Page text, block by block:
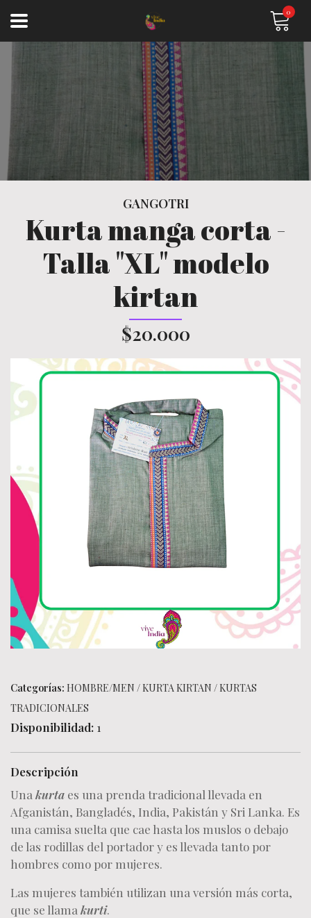
0
GANGOTRI
Kurta manga corta -
Talla "XL" modelo
kirtan
$20.000
Categorías: HOMBRE/MEN /KURTA KIRTAN /KURTAS
TRADICIONALES
Disponibilidad: 1
Descripción
Una kurta es una prenda tradicional llevada en
Afganistán, Bangladés, India, Pakistán y Sri Lanka. Es
una camisa suelta que cae hasta los muslos o debajo
de las rodillas del portador y es llevada tanto por
hombres como por mujeres.
Las mujeres también utilizan una versión más corta,
que se llama kurti.